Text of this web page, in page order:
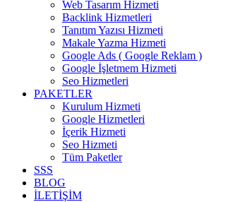
Web Tasarım Hizmeti
Backlink Hizmetleri
Tanıtım Yazısı Hizmeti
Makale Yazma Hizmeti
Google Ads ( Google Reklam )
Google İşletmem Hizmeti
Seo Hizmetleri
PAKETLER
Kurulum Hizmeti
Google Hizmetleri
İçerik Hizmeti
Seo Hizmeti
Tüm Paketler
SSS
BLOG
İLETİŞİM